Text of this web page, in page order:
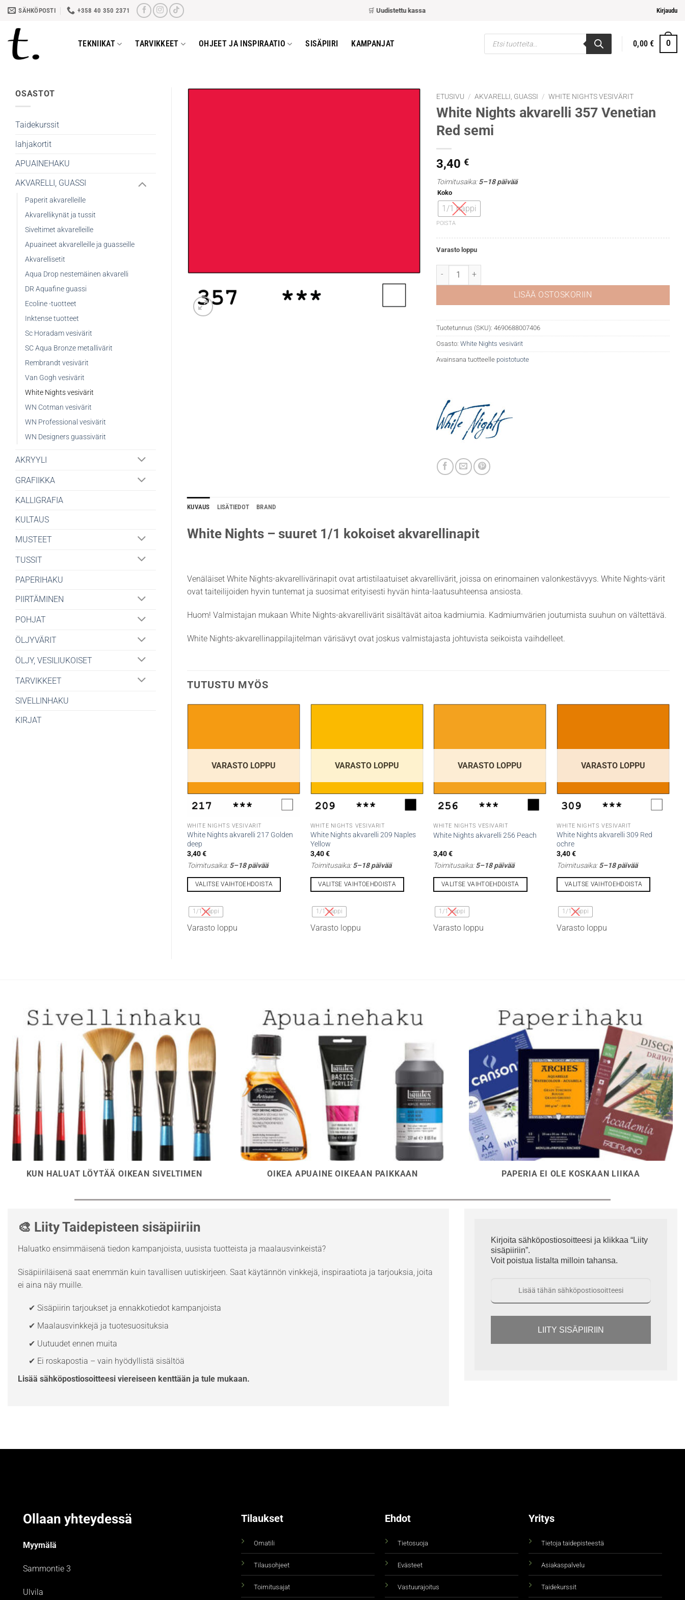
Skip
content
SÄHKÖPOSTI +358 40 350 2371 Uudistettu kassa– nopeampi ja helpompi maksaminen Kirjaudu
TEKNIIKAT TARVIKKEET OHJEET JA INSPIRAATIO SISÄPIIRI KAMPANJAT
Products
search
0,00€ 0
OSASTOT
Taidekurssit
lahjakortit
APUAINEHAKU
AKVARELLI, GUASSI
Paperit akvarelleille
Akvarellikynät ja tussit
Siveltimet akvarelleille
Apuaineet akvarelleille ja guasseille
Akvarellisetit
Aqua Drop nestemäinen akvarelli
DR Aquafine guassi
Ecoline -tuotteet
Inktense tuotteet
Sc Horadam vesivärit
SC Aqua Bronze metallivärit
Rembrandt vesivärit
Van Gogh vesivärit
White Nights vesivärit
WN Cotman vesivärit
WN Professional vesivärit
WN Designers guassivärit
AKRYYLI
GRAFIIKKA
KALLIGRAFIA
KULTAUS
MUSTEET
TUSSIT
PAPERIHAKU
PIIRTÄMINEN
POHJAT
ÖLJYVÄRIT
ÖLJY, VESILIUKOISET
TARVIKKEET
SIVELLINHAKU
KIRJAT
ETUSIVU / AKVARELLI, GUASSI / WHITE NIGHTS VESIVÄRIT
White Nights akvarelli 357 Venetian
Red semi
3,40 €
Toimitusaika:5–18 päivää
Koko
1/1 nappi
POISTA
Varasto loppu
White Nights akvarelli 357 Venetian Red semi määrä
LISÄÄ OSTOSKORIIN
Tuotetunnus (SKU): 4690688007406
Osasto: White Nights vesivärit
Avainsana tuotteelle poistotuote
KUVAUS LISÄTIEDOT BRAND
White Nights – suuret 1/1 kokoiset akvarellinapit
Venäläiset White Nights-akvarellivärinapit ovat artistilaatuiset akvarellivärit, joissa on erinomainen valonkestävyys. White Nights-värit
ovat taiteilijoiden hyvin tuntemat ja suosimat erityisesti hyvän hinta-laatusuhteensa ansiosta.
Huom! Valmistajan mukaan White Nights-akvarellivärit sisältävät aitoa kadmiumia. Kadmiumvärien joutumista suuhun on vältettävä.
White Nights-akvarellinappilajitelman värisävyt ovat joskus valmistajasta johtuvista seikoista vaihdelleet.
TUTUSTU MYÖS
VARASTO LOPPU
WHITE NIGHTS VESIVÄRIT
White Nights akvarelli 217 Golden
deep
3,40€
Toimitusaika:5–18 päivää
VALITSE VAIHTOEHDOISTA
tuotteella
useampi
1/1 nappi
Varasto loppu
VARASTO LOPPU
WHITE NIGHTS VESIVÄRIT
White Nights akvarelli 209 Naples
Yellow
3,40€
Toimitusaika:5–18 päivää
VALITSE VAIHTOEHDOISTA
tuotteella
useampi
1/1 nappi
Varasto loppu
VARASTO LOPPU
WHITE NIGHTS VESIVÄRIT
White Nights akvarelli 256 Peach
3,40€
Toimitusaika:5–18 päivää
VALITSE VAIHTOEHDOISTA
tuotteella
useampi
1/1 nappi
Varasto loppu
VARASTO LOPPU
WHITE NIGHTS VESIVÄRIT
White Nights akvarelli 309 Red
ochre
3,40€
Toimitusaika:5–18 päivää
VALITSE VAIHTOEHDOISTA
tuotteella
useampi
1/1 nappi
Varasto loppu
KUN HALUAT LÖYTÄÄ OIKEAN SIVELTIMEN OIKEA APUAINE OIKEAAN PAIKKAAN PAPERIA EI OLE KOSKAAN LIIKAA
🎨 Liity Taidepisteen sisäpiiriin
Haluatko ensimmäisenä tiedon kampanjoista, uusista tuotteista ja maalausvinkeistä?
Sisäpiiriläisenä saat enemmän kuin tavallisen uutiskirjeen. Saat käytännön vinkkejä, inspiraatiota ja tarjouksia, joita
ei aina näy muille.
✔ Sisäpiirin tarjoukset ja ennakkotiedot kampanjoista
✔ Maalausvinkkejä ja tuotesuosituksia
✔ Uutuudet ennen muita
✔ Ei roskapostia – vain hyödyllistä sisältöä
Lisää sähköpostiosoitteesi viereiseen kenttään ja tule mukaan.
Kirjoita sähköpostiosoitteesi ja klikkaa “Liity
sisäpiiriin”.
Voit poistua listalta milloin tahansa.
LIITY SISÄPIIRIIN
Ollaan yhteydessä
Myymälä
Sammontie 3
Ulvila
Tilaukset
Omatili
Tilausohjeet
Toimitusajat
Ehdot
Tietosuoja
Evästeet
Vastuurajoitus
Yritys
Tietoja taidepisteestä
Asiakaspalvelu
Taidekurssit